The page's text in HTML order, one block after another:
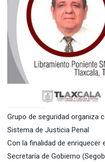
Grupo de seguridad organiza
Sistema de Justicia Penal
Con la finalidad de enriquecer
Secretaría de Gobierno